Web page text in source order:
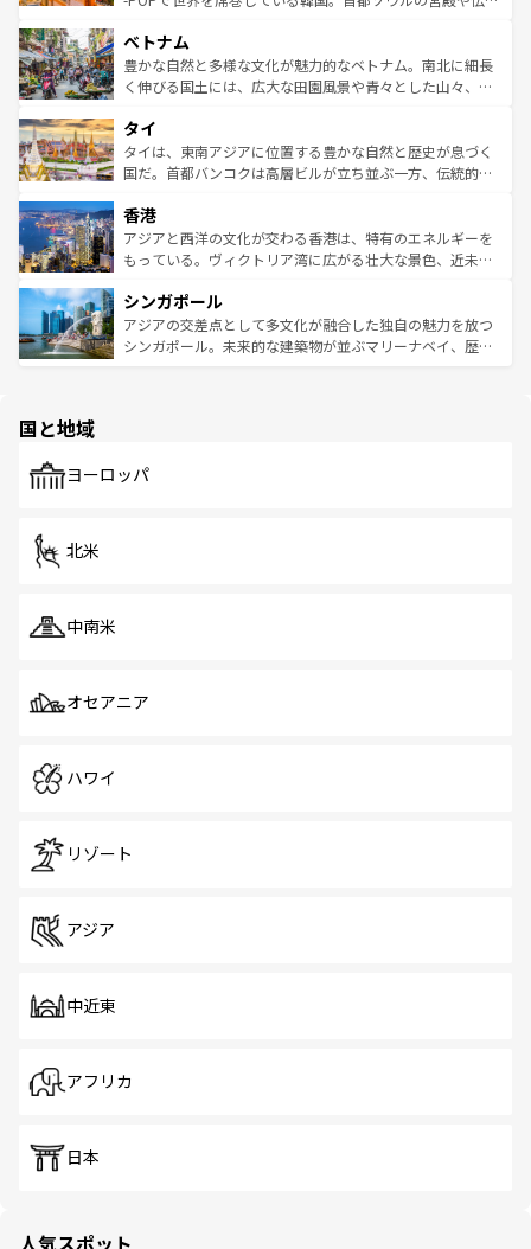
参照してほしい。
容にもいいと評判のスイーツなど、バラエティ豊かな料理
が味わえる。 なお、新着の台湾情報は コンテンツ一覧を参
照してほしい。
き、地方に足を延ばせば四季折々の自然美を楽しむことが
できる。そして、キムチや焼肉、絶品のストリートフード
まで、さまざまな韓国料理が待っている。夜には、韓国な
リティに包まれながら、韓国の多彩な魅力を心ゆくまで味
わってみてほしい。 なお、新着の韓国情報はコンテンツ一
覧を参照してほしい。
ベトナム
豊かな自然と多様な文化が魅力的なベトナム。南北に細長
く伸びる国土には、広大な田園風景や青々とした山々、世
急速な発展と共に伝統が息づく。ハノイの古い町並みやホ
ーチミン市のフランス統治時代の建物も、独特の雰囲気を
醸し出している。また、バラエティの豊かさとおいしさで
とつ。フォーやバインミー、ベトナムコーヒーなどは、ぜ
ひ現地で味わいたい。どの地域を訪れてもあたたかい人々
が旅行者を迎えてくれるので、きっと忘れられない旅にな
参照してほしい。
タイ
タイは、東南アジアに位置する豊かな自然と歴史が息づく
国だ。首都バンコクは高層ビルが立ち並ぶ一方、伝統的な
の活気が交差している。北部ではチェンマイなどの山岳地
帯で自然と触れ合い、南部ではプーケットやクラビの美し
いビーチでリゾート気分を楽しむことができる。タイ料理
激する。気候は一年中温暖で、どの季節にも異なる楽しみ
が待っている。親しみやすいタイの人々、仏教を中心とし
た文化、そして多様な観光資源が、訪れる旅人を魅了し続
香港
アジアと西洋の文化が交わる香港は、特有のエネルギーを
もっている。ヴィクトリア湾に広がる壮大な景色、近未来
み、どこを訪れても感動するはず。観光スポットが密集し
ており、効率よく見どころを回れるのも魅力。息をのむよ
うな絶景から文化的な体験まで、香港を存分に楽しみ尽く
シンガポール
アジアの交差点として多文化が融合した独自の魅力を放つ
シンガポール。未来的な建築物が並ぶマリーナベイ、歴史
で、ホーカーズは地元の風情を楽しめる外せないスポット
国と地域
ヨーロッパ
北米
中南米
オセアニア
ハワイ
リゾート
アジア
中近東
アフリカ
日本
人気スポット